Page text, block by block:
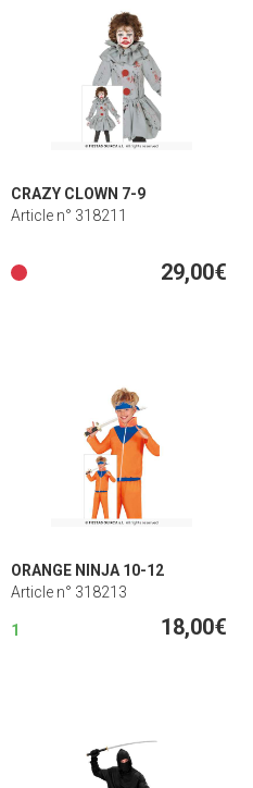
CRAZY CLOWN 7-9
Article n° 318211
29,00€
ORANGE NINJA 10-12
Article n° 318213
1 18,00€